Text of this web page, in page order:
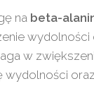
na beta-
w
wydolności